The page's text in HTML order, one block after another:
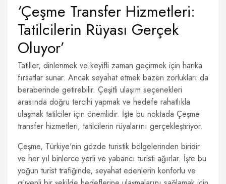
‘Çeşme Transfer Hizmetleri:
Tatilcilerin Rüyası Gerçek
Oluyor’
Tatiller, dinlenmek ve keyifli zaman geçirmek için harika
fırsatlar sunar. Ancak seyahat etmek bazen zorlukları da
beraberinde getirebilir. Çeşitli ulaşım seçenekleri
arasında doğru tercihi yapmak ve hedefe rahatlıkla
ulaşmak tatilciler için önemlidir. İşte bu noktada Çeşme
transfer hizmetleri, tatilcilerin rüyalarını gerçekleştiriyor.
Çeşme, Türkiye'nin gözde turistik bölgelerinden biridir
ve her yıl binlerce yerli ve yabancı turisti ağırlar. İşte bu
yoğun turist trafiğinde, seyahat edenlerin konforlu ve